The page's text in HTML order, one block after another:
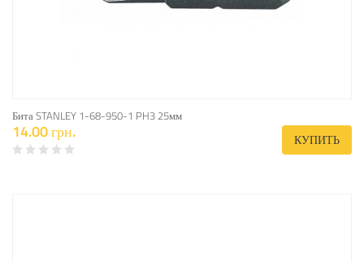
Бита STANLEY 1-68-950-1 PH3 25мм
14.00 грн. КУПИТЬ